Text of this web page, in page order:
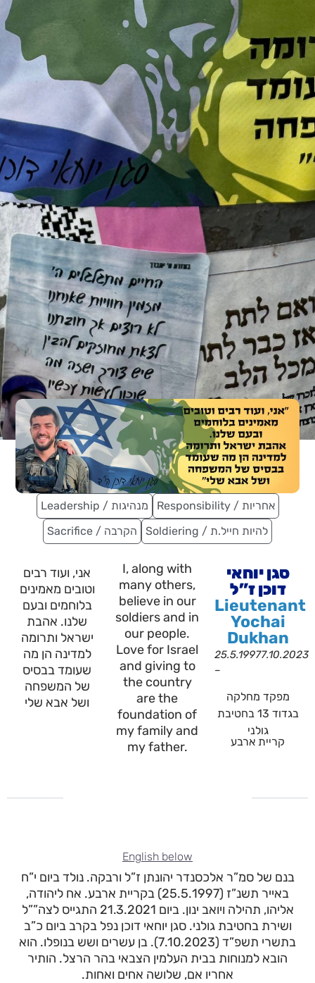
Leadership / מנהיגות
Responsibility / אחריות
Sacrifice / הקרבה
Soldiering / להיות חייל.ת
I, along with
many others,
believe in our
soldiers and in
our people.
Love for Israel
and giving to
the country
are the
foundation of
my family and
my father.
סגן יוחאי
דוכן ז”ל
Lieutenant
Yochai
Dukhan
25.5.1997
–
7.10.2023
מפקד מחלקה
בגדוד 13 בחטיבת
גולני
קריית ארבע
אני, ועוד רבים
וטובים מאמינים
בלוחמים ובעם
שלנו. אהבת
ישראל ותרומה
למדינה הן מה
שעומד בבסיס
של המשפחה
ושל אבא שלי
English below
בנם של סמ”ר אלכסנדר יהונתן ז”ל ורבקה. נולד ביום י”ח
באייר תשנ”ז (25.5.1997) בקריית ארבע. אח ליהודה,
אליהו, תהילה ויואב ינון. ביום 21.3.2021 התגייס לצה””ל
ושירת בחטיבת גולני. סגן יוחאי דוכן נפל בקרב ביום כ”ב
בתשרי תשפ”ד (7.10.2023). בן עשרים ושש בנופלו. הוא
הובא למנוחות בבית העלמין הצבאי בהר הרצל. הותיר
אחריו אם, שלושה אחים ואחות.